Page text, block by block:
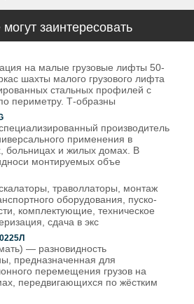
заинтересовать
на малые грузовые лифты 50-
шахты малого грузового лифта
стальных профилей с
периметру. Т-образны
производитель
применения в
больницах и жилых домах. В
монтируемых объе
траволлаторы, монтаж
оборудования, пуско-
комплектующие, техническое
сдача в экс
— разновидность
предназначенная для
перемещения грузов на
передвигающихся по жёстким